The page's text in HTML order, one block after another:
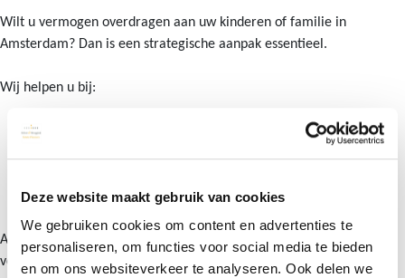
Deze website maakt gebruik van cookies
We gebruiken cookies om content en advertenties te
personaliseren, om functies voor social media te bieden
en om ons websiteverkeer te analyseren. Ook delen we
Wilt u vermogen overdragen aan uw kinderen of familie in
Amsterdam? Dan is een strategische aanpak essentieel.
Wij helpen u bij:
Slim schenken met gebruik van vrijstellingen
Het bewaken van uw eigen financiële zekerheid
Alleen schenken wat u écht kunt missen, met maximale fiscale
voordelen.